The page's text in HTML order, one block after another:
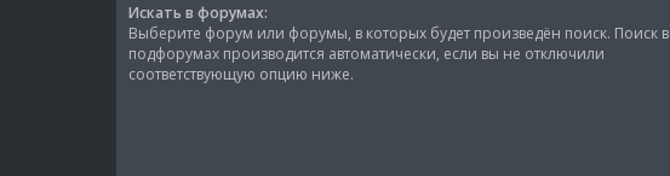
Искать в форумах:
Выберите форум или форумы, в которых будет произведён поиск. Поиск в
подфорумах производится автоматически, если вы не отключили
соответствующую опцию ниже.